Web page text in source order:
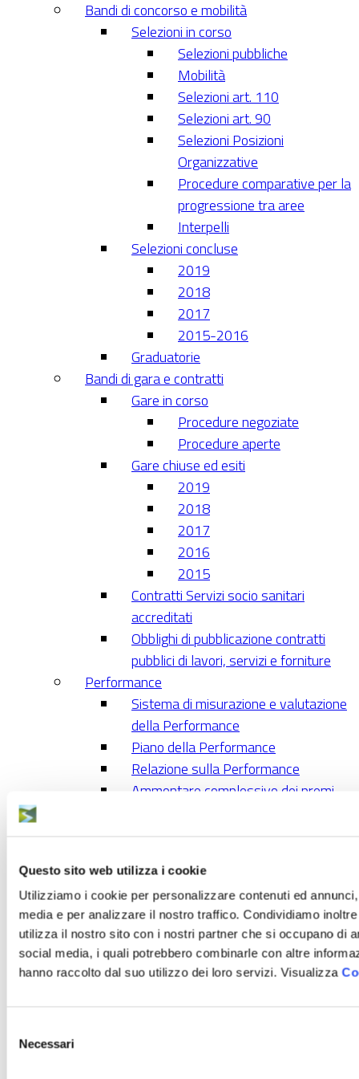
Questo sito web utilizza i cookie
Utilizziamo i cookie per personalizzare contenuti ed
media e per analizzare il nostro traffico. Condividiamo
utilizza il nostro sito con i nostri partner che si occupano di
social media, i quali potrebbero combinarle con altre
hanno raccolto dal suo utilizzo dei loro servizi. Visualizza
delNecessari
Bandi di concorso e mobilità
Selezioni in corso
Selezioni pubbliche
Mobilità
Selezioni art. 110
Selezioni art. 90
Selezioni Posizioni
Organizzative
Procedure comparative per la
progressione tra aree
Interpelli
Selezioni concluse
2019
2018
2017
2015-2016
Graduatorie
Bandi di gara e contratti
Gare in corso
Procedure negoziate
Procedure aperte
Gare chiuse ed esiti
2019
2018
2017
2016
2015
Contratti Servizi socio sanitari
accreditati
Obblighi di pubblicazione contratti
pubblici di lavori, servizi e forniture
Performance
Sistema di misurazione e valutazione
della Performance
Piano della Performance
Relazione sulla Performance
Ammontare complessivo dei premi
Enti pubblici vigilati
Società Partecipate
Enti di diritto privati controllati
Rappresentazione grafica
Attività e procedimenti